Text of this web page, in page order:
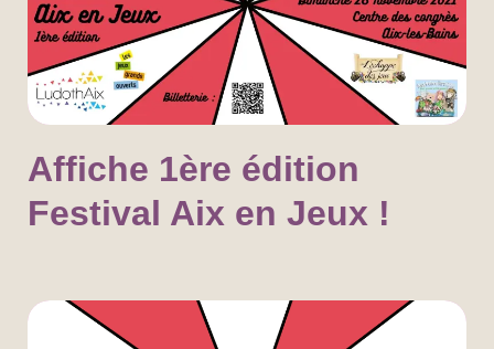
Affiche 1ère édition
Festival Aix en Jeux !